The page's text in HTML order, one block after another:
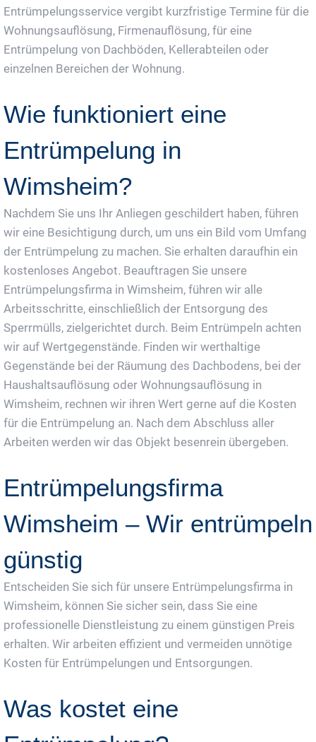
Entrümpelungsservice vergibt kurzfristige Termine für die
Wohnungsauflösung, Firmenauflösung, für eine
Entrümpelung von Dachböden, Kellerabteilen oder
einzelnen Bereichen der Wohnung.
Wie funktioniert eine
Entrümpelung in
Wimsheim?
Nachdem Sie uns Ihr Anliegen geschildert haben, führen
wir eine Besichtigung durch, um uns ein Bild vom Umfang
der Entrümpelung zu machen. Sie erhalten daraufhin ein
kostenloses Angebot. Beauftragen Sie unsere
Entrümpelungsfirma in Wimsheim, führen wir alle
Arbeitsschritte, einschließlich der Entsorgung des
Sperrmülls, zielgerichtet durch. Beim Entrümpeln achten
wir auf Wertgegenstände. Finden wir werthaltige
Gegenstände bei der Räumung des Dachbodens, bei der
Haushaltsauflösung oder Wohnungsauflösung in
Wimsheim, rechnen wir ihren Wert gerne auf die Kosten
für die Entrümpelung an. Nach dem Abschluss aller
Arbeiten werden wir das Objekt besenrein übergeben.
Entrümpelungsfirma
Wimsheim – Wir entrümpeln
günstig
Entscheiden Sie sich für unsere Entrümpelungsfirma in
Wimsheim, können Sie sicher sein, dass Sie eine
professionelle Dienstleistung zu einem günstigen Preis
erhalten. Wir arbeiten effizient und vermeiden unnötige
Kosten für Entrümpelungen und Entsorgungen.
Was kostet eine